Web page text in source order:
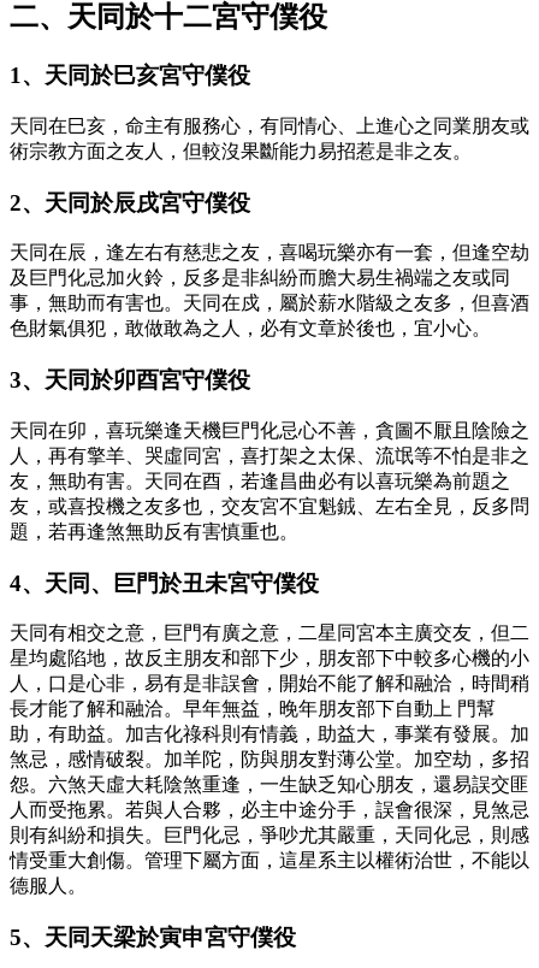
二、天同於十二宮守僕役
1、天同於巳亥宮守僕役
天同在巳亥，命主有服務心，有同情心、上進心之同業朋友或
術宗教方面之友人，但較沒果斷能力易招惹是非之友。
2、天同於辰戌宮守僕役
天同在辰，逢左右有慈悲之友，喜喝玩樂亦有一套，但逢空劫
及巨門化忌加火鈴，反多是非糾紛而膽大易生禍端之友或同
事，無助而有害也。天同在戍，屬於薪水階級之友多，但喜酒
色財氣俱犯，敢做敢為之人，必有文章於後也，宜小心。
3、天同於卯酉宮守僕役
天同在卯，喜玩樂逢天機巨門化忌心不善，貪圖不厭且陰險之
人，再有擎羊、哭虛同宮，喜打架之太保、流氓等不怕是非之
友，無助有害。天同在酉，若逢昌曲必有以喜玩樂為前題之
友，或喜投機之友多也，交友宮不宜魁銊、左右全見，反多問
題，若再逢煞無助反有害慎重也。
4、天同、巨門於丑未宮守僕役
天同有相交之意，巨門有廣之意，二星同宮本主廣交友，但二
星均處陷地，故反主朋友和部下少，朋友部下中較多心機的小
人，口是心非，易有是非誤會，開始不能了解和融洽，時間稍
長才能了解和融洽。早年無益，晚年朋友部下自動上 門幫
助，有助益。加吉化祿科則有情義，助益大，事業有發展。加
煞忌，感情破裂。加羊陀，防與朋友對薄公堂。加空劫，多招
怨。六煞天虛大耗陰煞重逢，一生缺乏知心朋友，還易誤交匪
人而受拖累。若與人合夥，必主中途分手，誤會很深，見煞忌
則有糾紛和損失。巨門化忌，爭吵尤其嚴重，天同化忌，則感
情受重大創傷。管理下屬方面，這星系主以權術治世，不能以
德服人。
5、天同天梁於寅申宮守僕役